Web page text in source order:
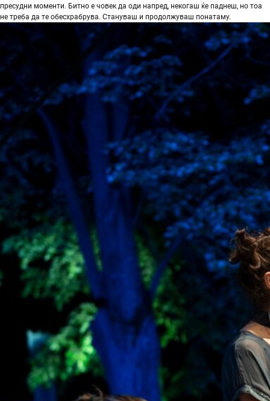
пресудни моменти. Битно е човек да оди напред, некогаш ќе паднеш, но тоа
не треба да те обесхрабрува. Стануваш и продолжуваш понатаму.